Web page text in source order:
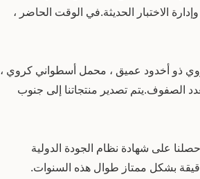
جنب مع خط الإنتاج المتقدم وإدارة الاختبار الحديثة.في الوقت الحاضر ،
ذو أخدود عميق ، محمل أسطواني كروي ،
تصدير منتجاتنا إلى جنوب
حازت شركتنا ذات الجودة العالية والسعر المعقول والسمعة الطيبة على ثناء العملاء في الداخل والخارج.في عام 2002 حصلنا على شهادة نظام الجودة الدولية